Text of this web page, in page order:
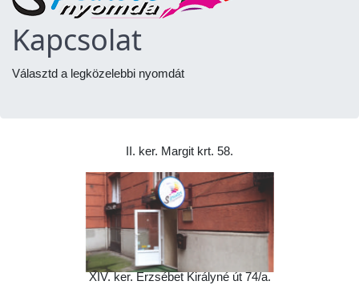
Kapcsolat
Választd a legközelebbi nyomdát
II. ker. Margit krt. 58.
XIV. ker. Erzsébet Királyné út 74/a.